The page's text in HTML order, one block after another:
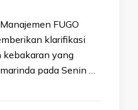
FUGO
klarifikasi
kebakaran yang
pada Senin …